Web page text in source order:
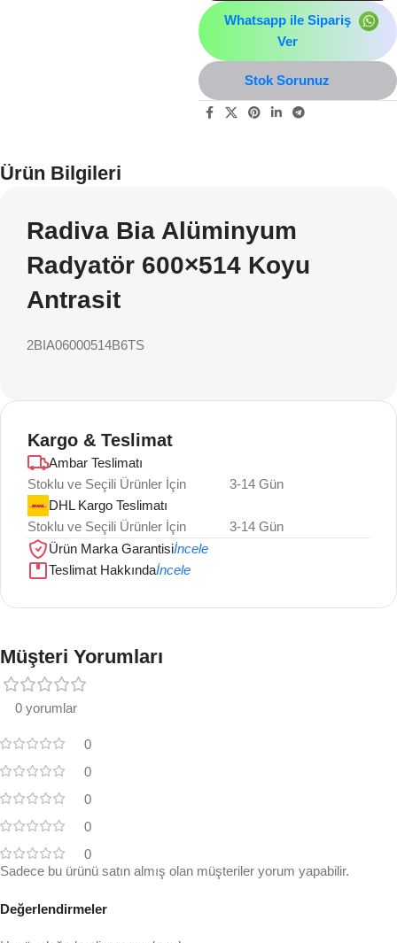
Whatsapp ile Sipariş
Ver
Stok Sorunuz
Ürün Bilgileri
Radiva Bia Alüminyum
Radyatör 600×514 Koyu
Antrasit
2BIA06000514B6TS
Kargo & Teslimat
Ambar Teslimatı
Stoklu ve Seçili Ürünler İçin
3-14 Gün
DHL Kargo Teslimatı
Stoklu ve Seçili Ürünler İçin
3-14 Gün
Ürün Marka Garantisiİncele
Teslimat Hakkındaİncele
Müşteri Yorumları
0 yorumlar
0
0
0
0
0
Değerlendirmeler
Sadece bu ürünü satın almış olan müşteriler yorum yapabilir.